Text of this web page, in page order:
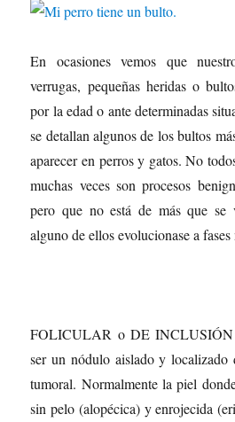
En ocasiones vemos que
verrugas, pequeñas heridas o
por la edad o ante determinadas
se detallan algunos de los bultos
aparecer en perros y gatos. No
muchas veces son procesos
pero que no está de más que
alguno de ellos evolucionase a
FOLICULAR o DE INCLUSIÓN
ser un nódulo aislado y
tumoral. Normalmente la piel
sin pelo (alopécica) y enrojecida